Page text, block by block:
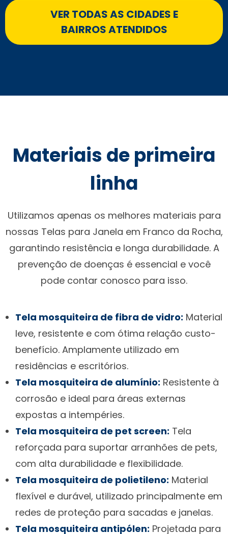
VER TODAS AS CIDADES E
BAIRROS ATENDIDOS
Materiais de primeira
linha
Utilizamos apenas os melhores materiais para
nossas Telas para Janela em Franco da Rocha,
garantindo resistência e longa durabilidade. A
prevenção de doenças é essencial e você
pode contar conosco para isso.
Tela mosquiteira de fibra de vidro: Material
leve, resistente e com ótima relação custo-
benefício. Amplamente utilizado em
residências e escritórios.
Tela mosquiteira de alumínio: Resistente à
corrosão e ideal para áreas externas
expostas a intempéries.
Tela mosquiteira de pet screen: Tela
reforçada para suportar arranhões de pets,
com alta durabilidade e flexibilidade.
Tela mosquiteira de polietileno: Material
flexível e durável, utilizado principalmente em
redes de proteção para sacadas e janelas.
Tela mosquiteira antipólen: Projetada para